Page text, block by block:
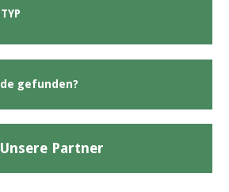
gefunden?
Unsere Partner